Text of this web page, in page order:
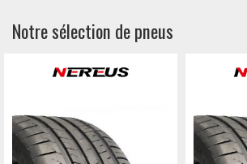
Notre sélection de pneus